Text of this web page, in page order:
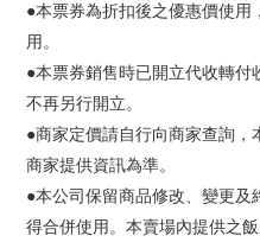
●本票券為折扣後之優惠價使用
用。
●本票券銷售時已開立代收轉
不再另行開立。
●商家定價請自行向商家查詢，
商家提供資訊為準。
●本公司保留商品修改、變更及
得合併使用。本賣場內提供之